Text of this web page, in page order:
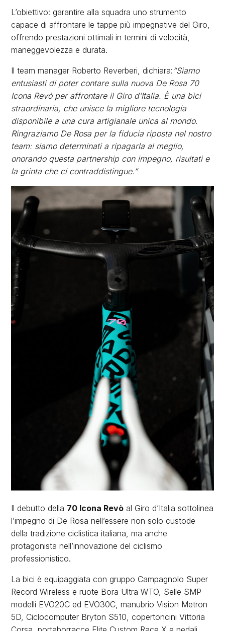
L’obiettivo: garantire alla squadra uno strumento
capace di affrontare le tappe più impegnative del Giro,
offrendo prestazioni ottimali in termini di velocità,
maneggevolezza e durata.
Il team manager Roberto Reverberi, dichiara: “Siamo
entusiasti di poter contare sulla nuova De Rosa 70
Icona Revò per affrontare il Giro d’Italia. È una bici
straordinaria, che unisce la migliore tecnologia
disponibile a una cura artigianale unica al mondo.
Ringraziamo De Rosa per la fiducia riposta nel nostro
team: siamo determinati a ripagarla al meglio,
onorando questa partnership con impegno, risultati e
la grinta che ci contraddistingue.”
Il debutto della 70 Icona Revò al Giro d’Italia sottolinea
l’impegno di De Rosa nell’essere non solo custode
della tradizione ciclistica italiana, ma anche
protagonista nell’innovazione del ciclismo
professionistico.
La bici è equipaggiata con gruppo Campagnolo Super
Record Wireless e ruote Bora Ultra WTO, Selle SMP
modelli EVO20C ed EVO30C, manubrio Vision Metron
5D, Ciclocomputer Bryton S510, copertoncini Vittoria